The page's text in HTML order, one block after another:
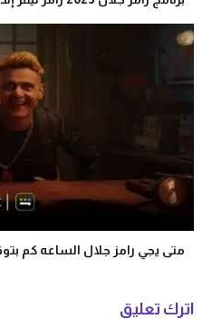
متى يجي رامز جلال الساعه كم
اترك تعليق